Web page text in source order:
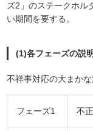
ズ2」のステークホル
い期間を要する。
(1)各フェーズの説明
不祥事対応の大まか
フェーズ1 不